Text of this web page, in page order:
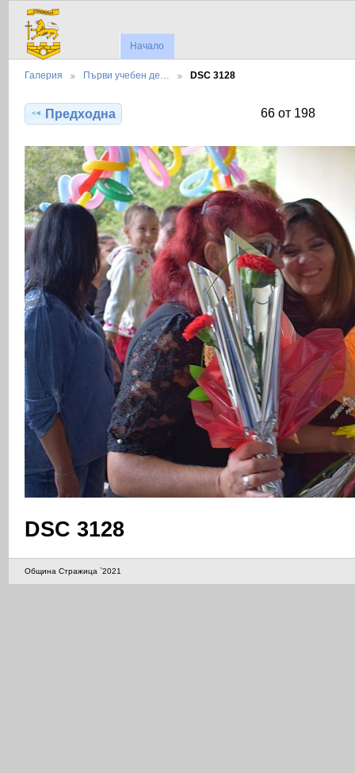
Начало
Галерия Първи учебен де… DSC 3128
Предходна 66 от 198
DSC 3128
Община Стражица `2021